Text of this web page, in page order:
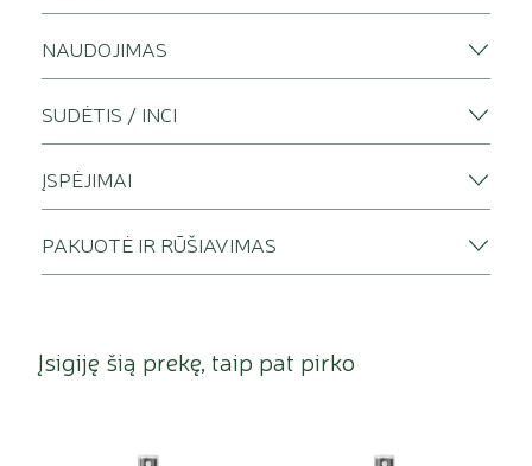
NAUDOJIMAS
SUDĖTIS / INCI
ĮSPĖJIMAI
PAKUOTĖ IR RŪŠIAVIMAS
Įsigiję šią prekę, taip pat pirko